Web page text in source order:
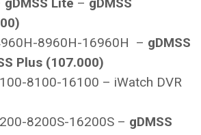
8960H-16960H – gDMSS
Plus (107.000)
8100-16100 – iWatch DVR
8200S-16200S – gDMSS